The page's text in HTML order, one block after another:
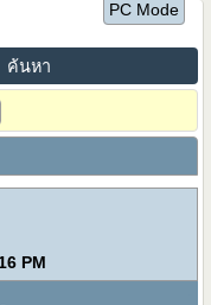
PC Mode
ค้นหา
PM